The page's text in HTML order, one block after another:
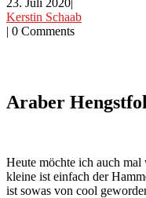
Kerstin Schaab
| 0 Comments
Araber
Heute möchte ich auch
kleine ist einfach der
ist sowas von cool